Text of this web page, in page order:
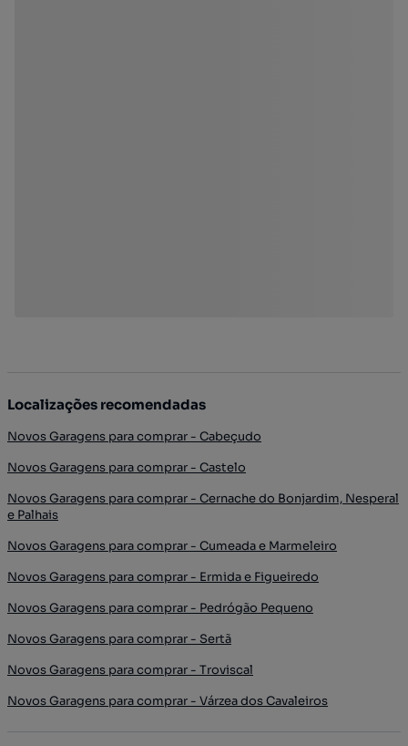
Localizações recomendadas
Novos Garagens para comprar - Cabeçudo
Novos Garagens para comprar - Castelo
Novos Garagens para comprar - Cernache do Bonjardim, Nesperal
e Palhais
Novos Garagens para comprar - Cumeada e Marmeleiro
Novos Garagens para comprar - Ermida e Figueiredo
Novos Garagens para comprar - Pedrógão Pequeno
Novos Garagens para comprar - Sertã
Novos Garagens para comprar - Troviscal
Novos Garagens para comprar - Várzea dos Cavaleiros